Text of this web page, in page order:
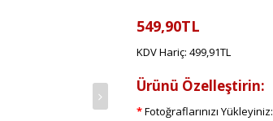
549,90TL
KDV Hariç: 499,91TL
Ürünü Özelleştirin:
Fotoğraflarınızı Yükleyiniz: